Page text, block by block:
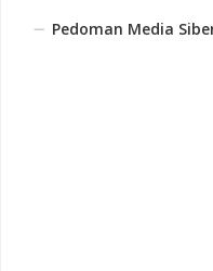
Pedoman Media